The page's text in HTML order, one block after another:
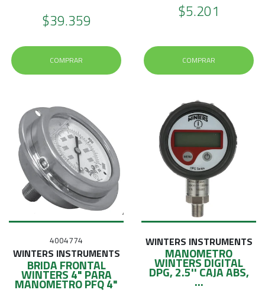
$39.359
COMPRAR
$5.201
COMPRAR
4004774
WINTERS INSTRUMENTS
BRIDA FRONTAL
WINTERS 4" PARA
MANOMETRO PFQ 4"
WINTERS INSTRUMENTS
MANOMETRO
WINTERS DIGITAL
DPG, 2.5'' CAJA ABS,
...